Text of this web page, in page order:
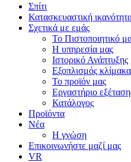
Σπίτι
Κατασκευαστική
Σχετικά με εμάς
Το Πιστοποιητικό
Η υπηρεσία μας
Ιστορικό Ανάπτυξης
Εξοπλισμός
Το προϊόν μας
Εργαστήριο
Κατάλογος
Προϊόντα
Νέα
Η γνώση
Επικοινωνήστε μαζί μας
VR